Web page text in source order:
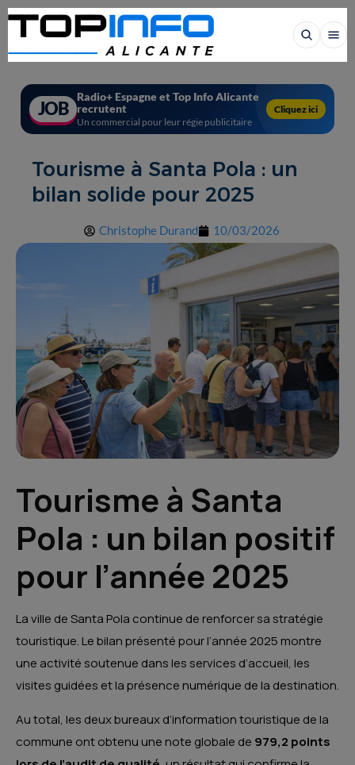
JOB
Radio+ Espagne et Top Info Alicante
recrutent
Un commercial pour leur régie publicitaire
Cliquez ici
Tourisme à Santa Pola : un
bilan solide pour 2025
Christophe Durand 10/03/2026
Tourisme à Santa
Pola : un bilan positif
pour l’année 2025
La ville de Santa Pola continue de renforcer sa stratégie
touristique. Le bilan présenté pour l’année 2025 montre
une activité soutenue dans les services d’accueil, les
visites guidées et la présence numérique de la destination.
Au total, les deux bureaux d’information touristique de la
commune ont obtenu une note globale de 979,2 points